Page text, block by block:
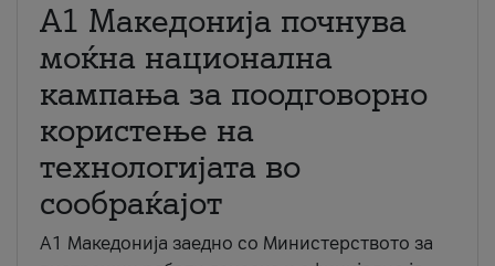
A1 Македонија почнува
моќна национална
кампања за поодговорно
користење на
технологијата во
сообраќајот
A1 Македонија заедно со Министерството за